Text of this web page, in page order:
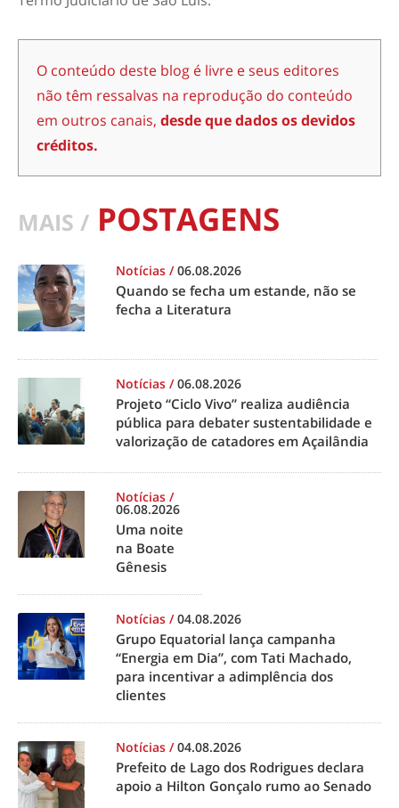
O conteúdo deste blog é livre e seus editores
não têm ressalvas na reprodução do conteúdo
em outros canais, desde que dados os devidos
créditos.
MAIS / POSTAGENS
Notícias /06.08.2026
Quando se fecha um estande, não se
fecha a Literatura
Notícias /06.08.2026
Projeto “Ciclo Vivo” realiza audiência
pública para debater sustentabilidade e
valorização de catadores em Açailândia
Notícias /
06.08.2026
Uma noite
na Boate
Gênesis
Notícias /04.08.2026
Grupo Equatorial lança campanha
“Energia em Dia”, com Tati Machado,
para incentivar a adimplência dos
clientes
Notícias /04.08.2026
Prefeito de Lago dos Rodrigues declara
apoio a Hilton Gonçalo rumo ao Senado